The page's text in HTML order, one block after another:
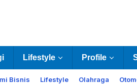
Lifestyle Profile
Bisnis Lifestyle Olahraga